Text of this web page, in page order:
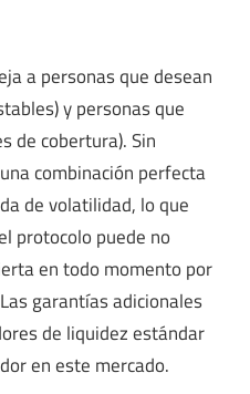
a personas que desean
y personas que
de cobertura). Sin
combinación perfecta
de volatilidad, lo que
protocolo puede no
en todo momento por
garantías adicionales
de liquidez estándar
en este mercado.